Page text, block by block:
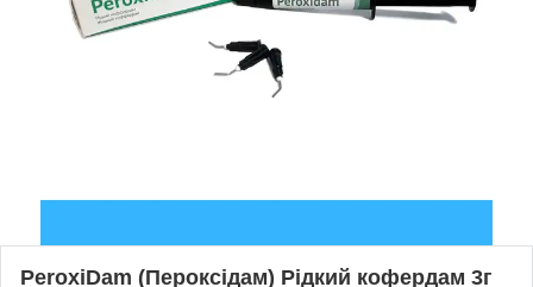
PeroxiDam (Пероксідам) Рідкий кофердам 3г